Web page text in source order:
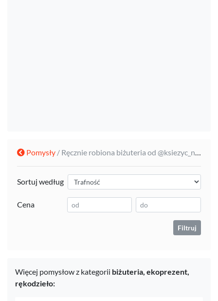
Pomysły / Ręcznie robiona biżuteria od @ksiezyc_na_sznurku
Sortuj według
Cena
Filtruj
Więcej pomysłow z kategorii biżuteria, ekoprezent,
rękodzieło: